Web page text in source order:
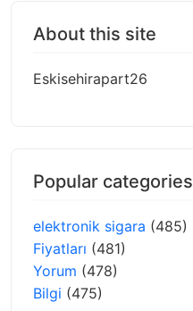
About this site
Eskisehirapart26
Popular categories
elektronik sigara (485)
Fiyatları (481)
Yorum (478)
Bilgi (475)